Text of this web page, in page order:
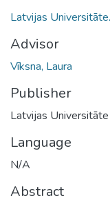
Latvijas
Advisor
Vīksna, Laura
Publisher
Latvijas Universitāte
Language
N/A
Abstract